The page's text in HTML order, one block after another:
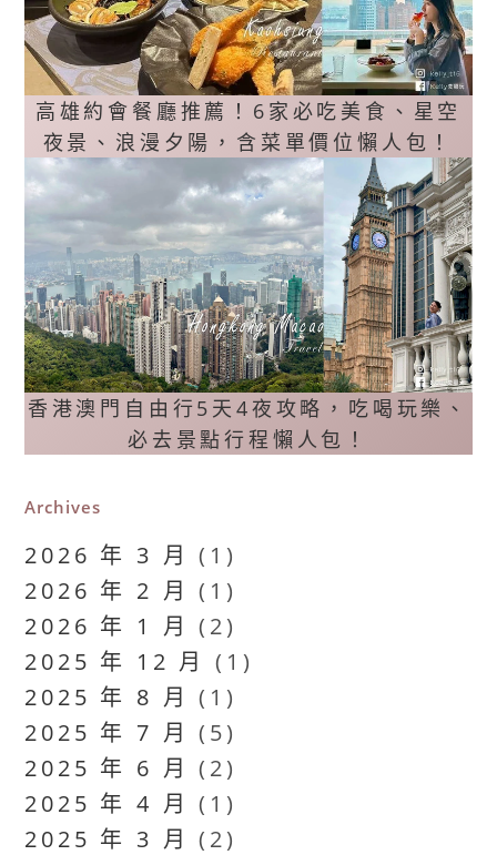
高雄約會餐廳推薦！6家必吃美食、星空
夜景、浪漫夕陽，含菜單價位懶人包！
香港澳門自由行5天4夜攻略，吃喝玩樂、
必去景點行程懶人包！
Archives
2026 年 3 月 (1)
2026 年 2 月 (1)
2026 年 1 月 (2)
2025 年 12 月 (1)
2025 年 8 月 (1)
2025 年 7 月 (5)
2025 年 6 月 (2)
2025 年 4 月 (1)
2025 年 3 月 (2)